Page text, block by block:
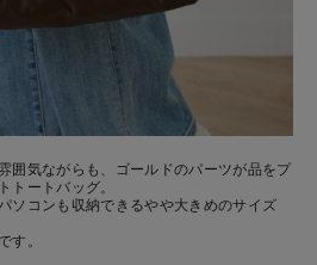
囲気ながらも、ゴールドのパーツが品をプ
トートバッグ。
ソコンも収納できるやや大きめのサイズ
す。